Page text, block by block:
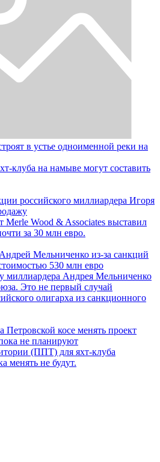
в устье одноименной реки на
клуба на намыве могут составить
российского миллиардера Игоря
Merle Wood & Associates выставил
за 30 млн евро.
Мельниченко из-за санкций
530 млн евро
миллиардера Андрея Мельниченко
Это не первый случай
олигарха из санкционного
Петровской косе менять проект
не планируют
(ППТ) для яхт-клуба
менять не будут.